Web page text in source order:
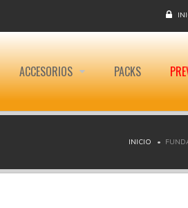
ACCESORIOS PACKS
INICIO